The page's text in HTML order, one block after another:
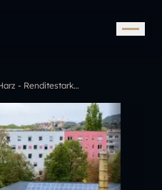
Top-Hospiz im Harz - Renditestark, modern im Bestzustand